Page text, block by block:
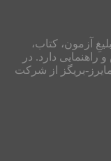
آزمون، کتاب،
دارد. در
بریگز از شرکت